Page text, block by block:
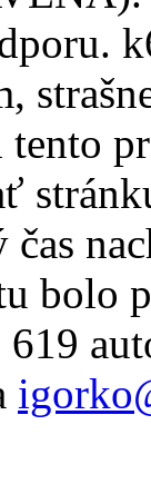
bolo